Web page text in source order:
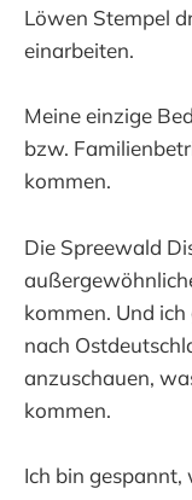
Löwen Stempel
einarbeiten.
Meine einzige
bzw.
kommen.
Die Spreewald
kommen. Und
nach
anzuschauen,
kommen.
Ich bin